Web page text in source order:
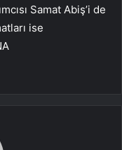
Samat Abiş’i de
ise